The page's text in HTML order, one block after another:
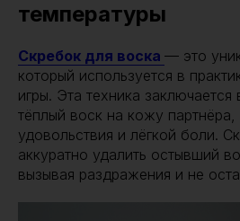
температуры
Скребок для воска — это
который используется в
игры. Эта техника заключается
тёплый воск на кожу
удовольствия и лёгкой боли.
аккуратно удалить остывший
вызывая раздражения и не